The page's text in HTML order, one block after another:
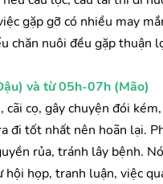
gặp gỡ có nhiều may
chăn nuôi đều gặp thuận
và từ 05h-07h (Mão)
cãi cọ, gây chuyện đói
đi tốt nhất nên hoãn lại.
rủa, tránh lây bệnh.
hội họp, tranh luận, việc